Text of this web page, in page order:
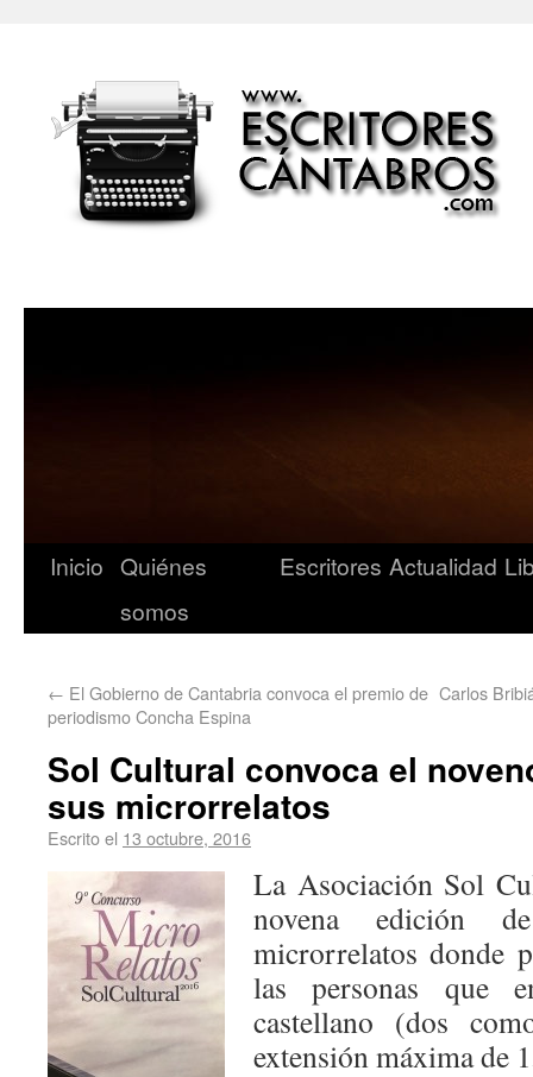
Inicio Quiénes
somos
Escritores Actualidad
← El Gobierno de Cantabria convoca el premio de
periodismo Concha Espina
Carlos
Sol Cultural convoca el
sus microrrelatos
Escrito el 13 octubre, 2016
La Asociación Sol
novena edición
microrrelatos donde
las personas que
castellano (dos
extensión máxima de